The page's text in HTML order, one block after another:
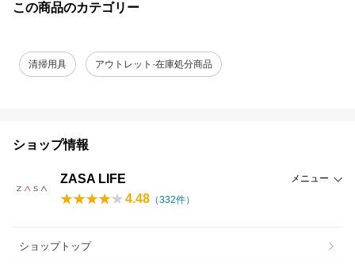
この商品のカテゴリー
清掃用具 アウトレット·在庫処分商品
ショップ情報
ZASA LIFE メニュー
4.48 （332件）
ショップトップ